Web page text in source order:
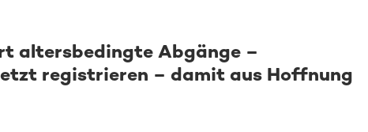
altersbedingte Abgänge –
registrieren – damit aus Hoffnung